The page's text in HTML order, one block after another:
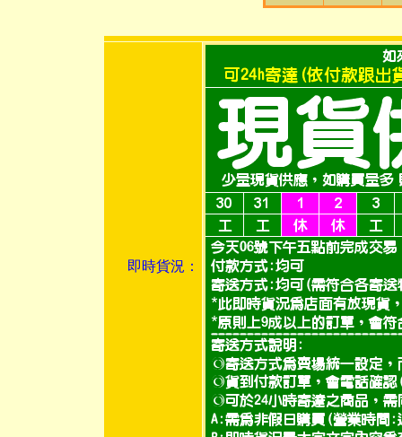
即時貨況：